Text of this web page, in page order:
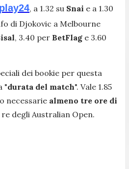
, a 1.32 su Snai e a 1.30
di Djokovic a Melbourne
, 3.40 per BetFlag e 3.60
dei bookie per questa
"durata del match". Vale 1.85
necessarie almeno tre ore di
degli Australian Open.